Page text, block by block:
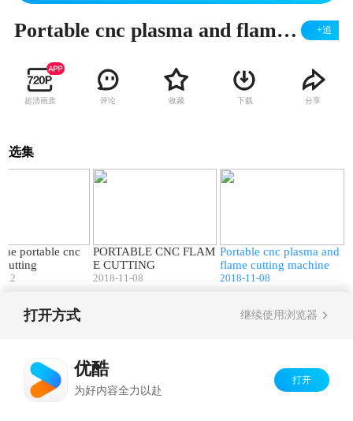
Portable cnc plasma and flame cutting machine +追
超清画质 评论 收藏 下载 分享
选集
portable cnc
cutting
12
PORTABLE CNC FLAM
E CUTTING
2018-11-08
Portable cnc plasma and
flame cutting machine
2018-11-08
打开方式 继续使用浏览器
优酷
为好内容全力以赴
打开